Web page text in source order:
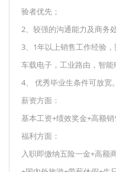
验者优先；
2、较强的沟通能力及商务
3、1年以上销售工作经验
车载电子，工业路由，智能
4、 优秀毕业生条件可放宽。
薪资方面：
基本工资+绩效奖金+高额
福利方面：
入职即缴纳五险一金+高额